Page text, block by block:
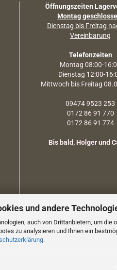
und andere
auch von Drittanbietern, um
zu analysieren und Ihnen ein
.
Öffnungszeiten
Montag
Dienstag bis Freitag
Vereinbarung
Telefonzeiten
Montag 08:00-
Dienstag 12:00-
Mittwoch bis Freitag
09474 9523 253
0172 86 91 770
0172 86 91 774
Bis bald, Holger und